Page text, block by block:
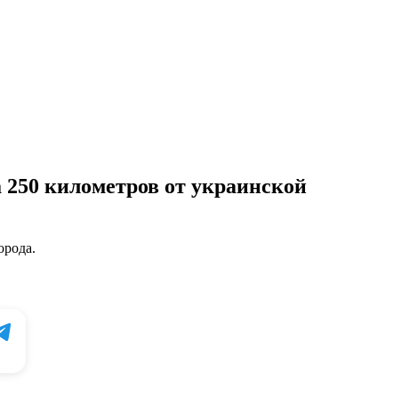
километров от украинской